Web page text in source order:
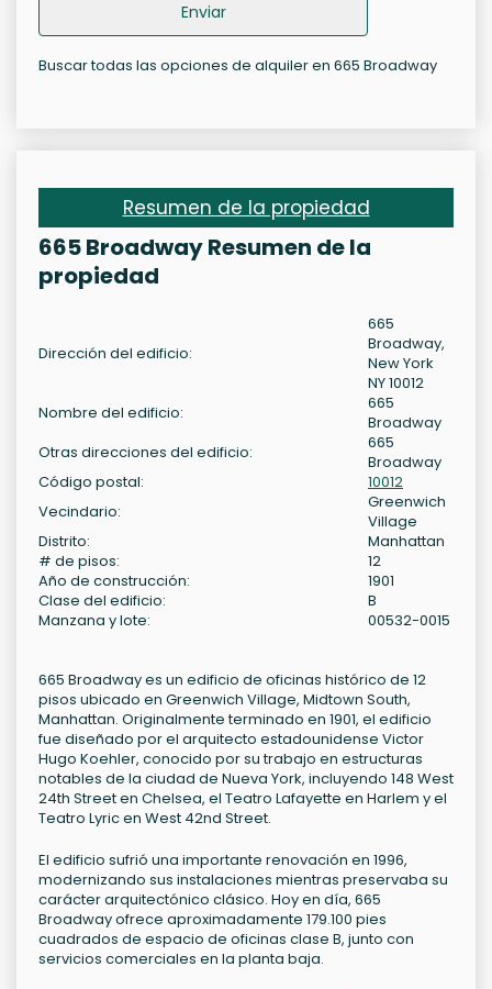
Enviar
Buscar todas las opciones de alquiler en 665 Broadway
Resumen de la propiedad
665 Broadway Resumen de la
propiedad
Dirección del edificio:
665
Broadway,
New York
NY 10012
Nombre del edificio:
665
Broadway
Otras direcciones del edificio:
665
Broadway
Código postal:
10012
Vecindario:
Greenwich
Village
Distrito:
Manhattan
# de pisos:
12
Año de construcción:
1901
Clase del edificio:
B
Manzana y lote:
00532-0015
665 Broadway es un edificio de oficinas histórico de 12
pisos ubicado en Greenwich Village, Midtown South,
Manhattan. Originalmente terminado en 1901, el edificio
fue diseñado por el arquitecto estadounidense Victor
Hugo Koehler, conocido por su trabajo en estructuras
notables de la ciudad de Nueva York, incluyendo 148 West
24th Street en Chelsea, el Teatro Lafayette en Harlem y el
Teatro Lyric en West 42nd Street.
El edificio sufrió una importante renovación en 1996,
modernizando sus instalaciones mientras preservaba su
carácter arquitectónico clásico. Hoy en día, 665
Broadway ofrece aproximadamente 179.100 pies
cuadrados de espacio de oficinas clase B, junto con
servicios comerciales en la planta baja.